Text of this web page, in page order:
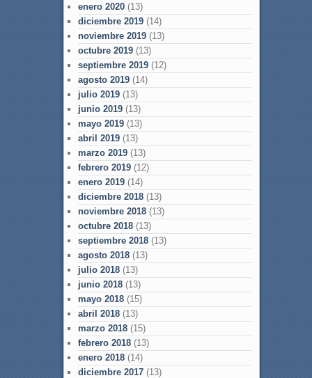
enero 2020(13)
diciembre 2019(14)
noviembre 2019(13)
octubre 2019(13)
septiembre 2019(12)
agosto 2019(14)
julio 2019(13)
junio 2019(13)
mayo 2019(13)
abril 2019(13)
marzo 2019(13)
febrero 2019(12)
enero 2019(14)
diciembre 2018(13)
noviembre 2018(13)
octubre 2018(13)
septiembre 2018(13)
agosto 2018(13)
julio 2018(13)
junio 2018(13)
mayo 2018(15)
abril 2018(13)
marzo 2018(15)
febrero 2018(13)
enero 2018(14)
diciembre 2017(13)